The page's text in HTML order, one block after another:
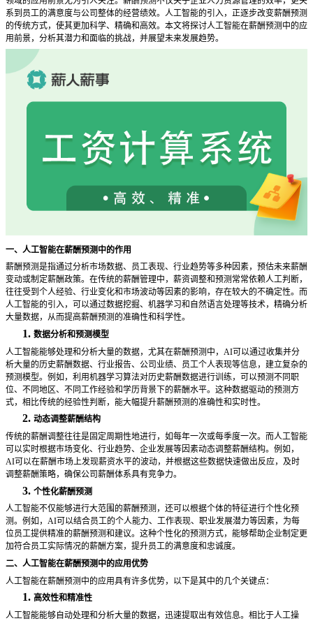
系到员工的满意度与公司整体的经营绩效。人工智能的引入，正逐步改变薪酬预测
的传统方式，使其更加科学、精确和高效。本文将探讨人工智能在薪酬预测中的应
用前景，分析其潜力和面临的挑战，并展望未来发展趋势。
一、人工智能在薪酬预测中的作用
薪酬预测是指通过分析市场数据、员工表现、行业趋势等多种因素，预估未来薪酬
变动或制定薪酬政策。在传统的薪酬管理中，薪资调整和预测常常依赖人工判断，
往往受到个人经验、行业变化和市场波动等因素的影响，存在较大的不确定性。而
人工智能的引入，可以通过数据挖掘、机器学习和自然语言处理等技术，精确分析
大量数据，从而提高薪酬预测的准确性和科学性。
1. 数据分析和预测模型
人工智能能够处理和分析大量的数据，尤其在薪酬预测中， AI可以通过收集并分
析大量的历史薪酬数据、行业报告、公司业绩、员工个人表现等信息，建立复杂的
预测模型。例如，利用机器学习算法对历史薪酬数据进行训练，可以预测不同职
位、不同地区、不同工作经验和学历背景下的薪酬水平。这种数据驱动的预测方
式，相比传统的经验性判断，能大幅提升薪酬预测的准确性和实时性。
2. 动态调整薪酬结构
传统的薪酬调整往往是固定周期性地进行，如每年一次或每季度一次。而人工智能
可以实时根据市场变化、行业趋势、企业发展等因素动态调整薪酬结构。例如，
AI可以在薪酬市场上发现薪资水平的波动，并根据这些数据快速做出反应，及时
调整薪酬策略，确保公司薪酬体系具有竞争力。
3. 个性化薪酬预测
人工智能不仅能够进行大范围的薪酬预测，还可以根据个体的特征进行个性化预
测。例如， AI可以结合员工的个人能力、工作表现、职业发展潜力等因素，为每
位员工提供精准的薪酬预测和建议。这种个性化的预测方式，能够帮助企业制定更
加符合员工实际情况的薪酬方案，提升员工的满意度和忠诚度。
二、人工智能在薪酬预测中的应用优势
人工智能在薪酬预测中的应用具有许多优势，以下是其中的几个关键点：
1. 高效性和精准性
人工智能能够自动处理和分析大量的数据，迅速提取出有效信息。相比于人工操